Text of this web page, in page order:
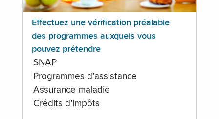
Effectuez une vérification préalable
des programmes auxquels vous
pouvez prétendre
SNAP
Programmes d’assistance
Assurance maladie
Crédits d’impôts